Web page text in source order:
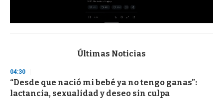
s
d
s
o
f
Últimas Noticias
04:30
“Desde que nació mi bebé ya no tengo ganas”:
lactancia, sexualidad y deseo sin culpa